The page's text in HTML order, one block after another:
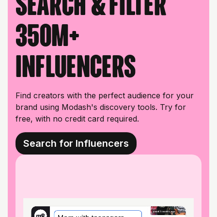
350M+
influencers
Find creators with the perfect audience for your
brand using Modash's discovery tools. Try for
free, with no credit card required.
Search for Influencers